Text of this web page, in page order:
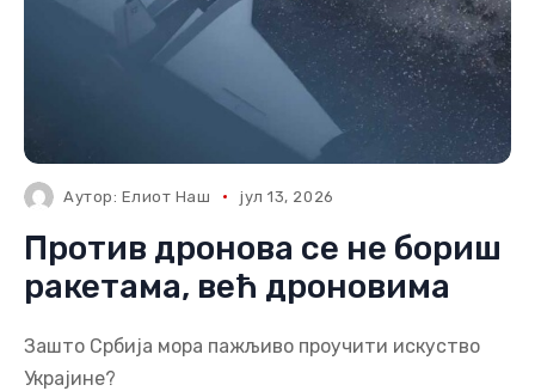
Аутор: Елиот Наш јул 13, 2026
Против дронова се не бориш
ракетама, већ дроновима
Зашто Србија мора пажљиво проучити искуство
Украјине?